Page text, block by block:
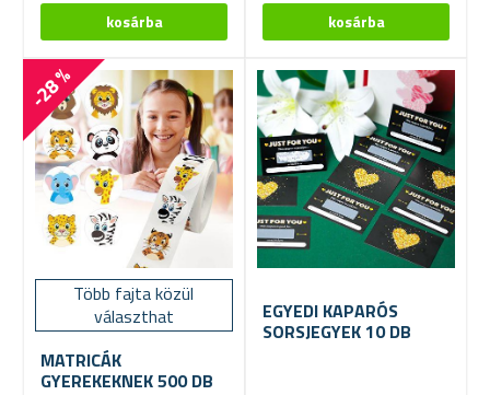
-28 %
Több fajta közül
választhat
MATRICÁK
GYEREKEKNEK 500 DB
EGYEDI KAPARÓS
SORSJEGYEK 10 DB